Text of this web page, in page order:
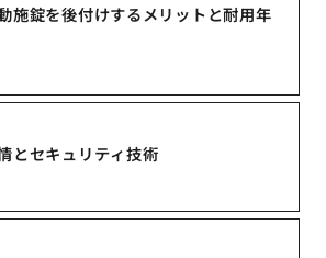
施錠を後付けするメリットと耐用年
とセキュリティ技術